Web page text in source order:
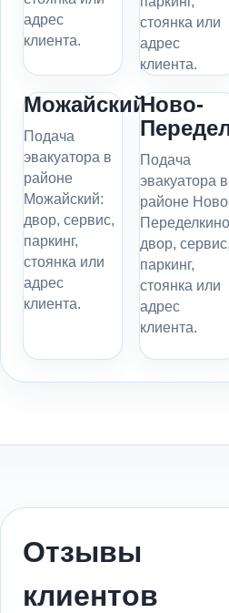
адрес
клиента.
стоянка или
адрес
клиента.
Можайский
Подача
эвакуатора в
районе
Можайский:
двор, сервис,
паркинг,
стоянка или
адрес
клиента.
Ново-
Подача
эвакуатора в
районе
двор, сервис,
паркинг,
стоянка или
адрес
клиента.
Отзывы
клиентов